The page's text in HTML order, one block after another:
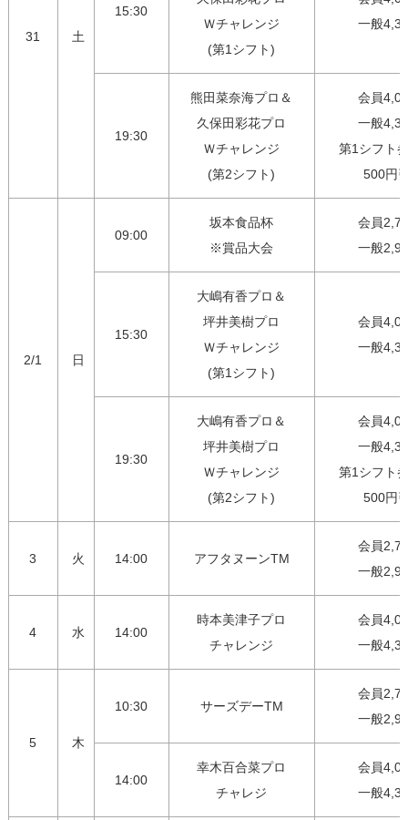
31 土
15:30
Ｗチャレンジ
(第1シフト)
一般
19:30
熊田菜奈海プロ＆
久保田彩花プロ
Ｗチャレンジ
(第2シフト)
会員
一般
第1シフト
500円
2/1 日
09:00
坂本食品杯
※賞品大会
会員
一般
15:30
大嶋有香プロ＆
坪井美樹プロ
Ｗチャレンジ
(第1シフト)
会員
一般
19:30
大嶋有香プロ＆
坪井美樹プロ
Ｗチャレンジ
(第2シフト)
会員
一般
第1シフト
500円
3 火 14:00 アフタヌーンTM
会員
一般
4 水 14:00
時本美津子プロ
チャレンジ
会員
一般
5 木
10:30 サーズデーTM
会員
一般
14:00
幸木百合菜プロ
チャレジ
会員
一般